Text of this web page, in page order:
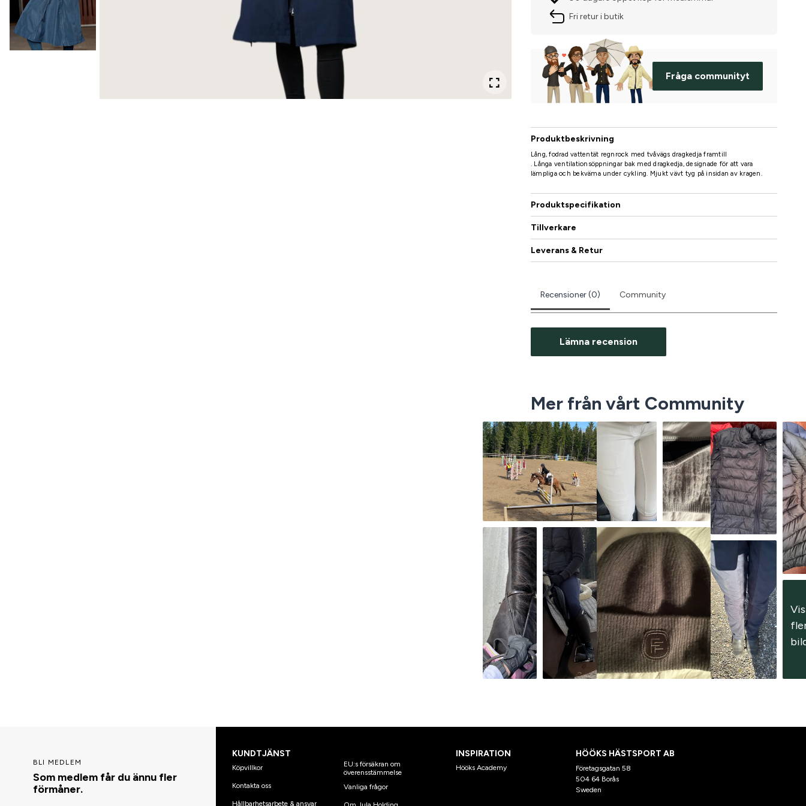
Fri retur i butik
Fråga communityt
Produktbeskrivning
Lång, fodrad vattentät regnrock med tvåvägs dragkedja framtill
. Långa ventilationsöppningar bak med dragkedja, designade för att vara
lämpliga och bekväma under cykling. Mjukt vävt tyg på insidan av kragen.
Produktspecifikation
Tillverkare
Leverans & Retur
Recensioner (0) Community
Lämna recension
Mer från vårt Community
BLI MEDLEM
Som medlem får du ännu fler
förmåner.
KUNDTJÄNST
Köpvillkor
Kontakta oss
Hållbarhetsarbete & ansvar
EU:s försäkran om
överensstämmelse
Vanliga frågor
INSPIRATION
Hööks Academy
HÖÖKS HÄSTSPORT AB
Företagsgatan 58
504 64 Borås
Sweden